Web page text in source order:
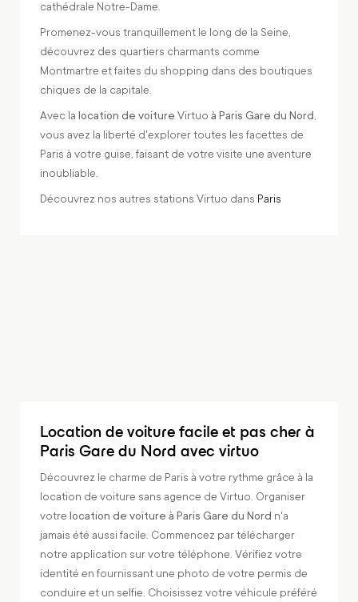
cathédrale Notre-Dame.
Promenez-vous tranquillement le long de la Seine,
découvrez des quartiers charmants comme
Montmartre et faites du shopping dans des boutiques
chiques de la capitale.
Avec la location de voiture Virtuo à Paris Gare du Nord,
vous avez la liberté d'explorer toutes les facettes de
Paris à votre guise, faisant de votre visite une aventure
inoubliable.
Découvrez nos autres stations Virtuo dans Paris
Location de voiture facile et pas cher à
Paris Gare du Nord avec virtuo
Découvrez le charme de Paris à votre rythme grâce à la
location de voiture sans agence de Virtuo. Organiser
votre location de voiture à Paris Gare du Nord n'a
jamais été aussi facile. Commencez par télécharger
notre application sur votre téléphone. Vérifiez votre
identité en fournissant une photo de votre permis de
conduire et un selfie. Choisissez votre véhicule préféré